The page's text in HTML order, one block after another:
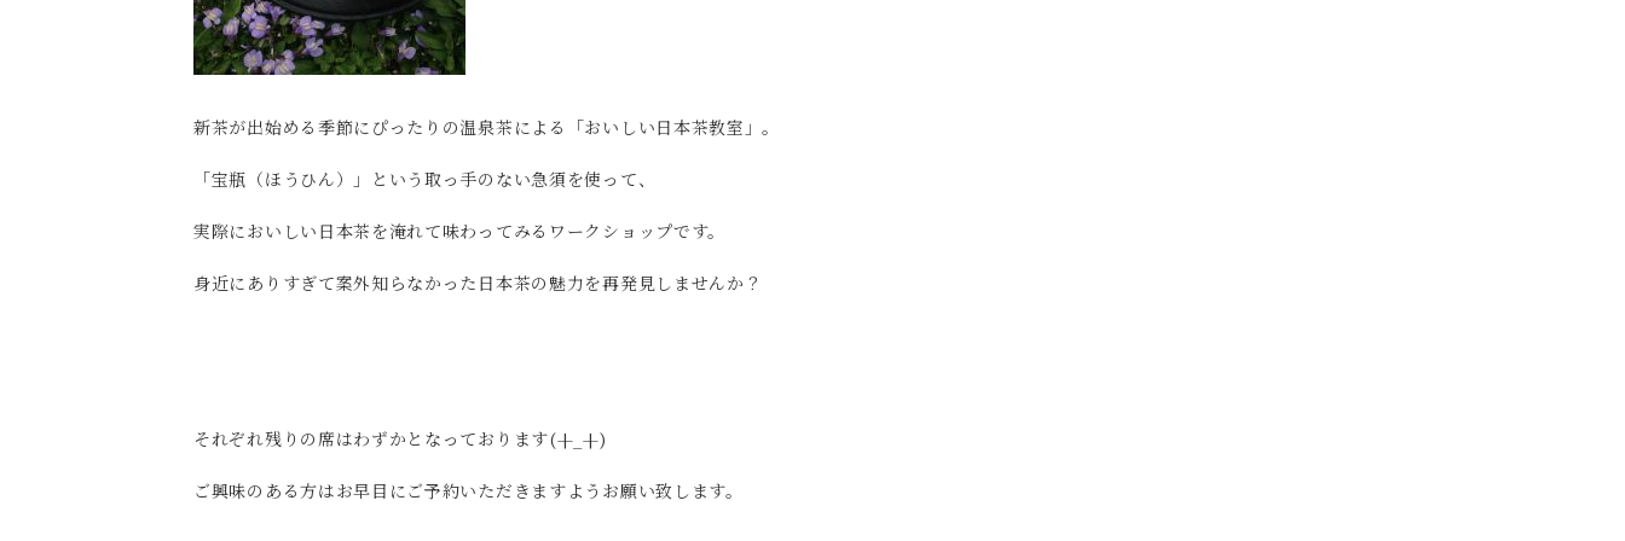
新茶が出始める季節にぴったりの温泉茶による「おいしい日本茶教室」。
「宝瓶（ほうひん）」という取っ手のない急須を使って、
実際においしい日本茶を淹れて味わってみるワークショップです。
身近にありすぎて案外知らなかった日本茶の魅力を再発見しませんか？
それぞれ残りの席はわずかとなっております(+_+)
ご興味のある方はお早目にご予約いただきますようお願い致します。